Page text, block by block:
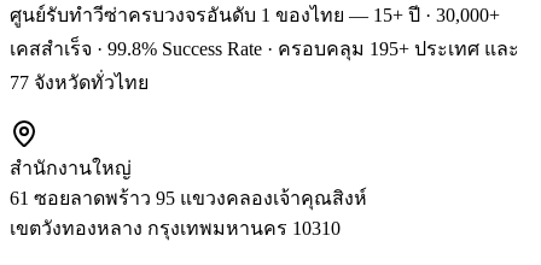
ศูนย์รับทำวีซ่าครบวงจรอันดับ 1 ของไทย — 15+ ปี · 30,000+
เคสสำเร็จ · 99.8% Success Rate · ครอบคลุม 195+ ประเทศ และ
77 จังหวัดทั่วไทย
สำนักงานใหญ่
61 ซอยลาดพร้าว 95 แขวงคลองเจ้าคุณสิงห์
เขตวังทองหลาง กรุงเทพมหานคร 10310